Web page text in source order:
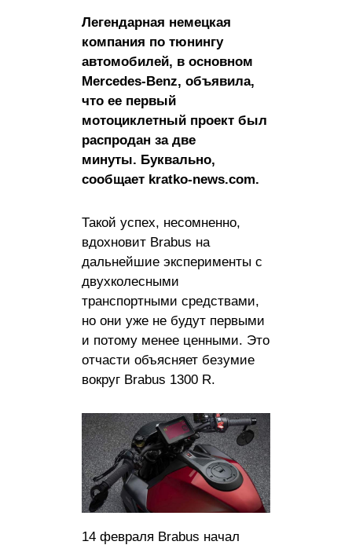
Легендарная немецкая
компания по тюнингу
автомобилей, в основном
Mercedes-Benz, объявила,
что ее первый
мотоциклетный проект был
распродан за две
минуты. Буквально,
сообщает kratko-news.com.
Такой успех, несомненно,
вдохновит Brabus на
дальнейшие эксперименты с
двухколесными
транспортными средствами,
но они уже не будут первыми
и потому менее ценными. Это
отчасти объясняет безумие
вокруг Brabus 1300 R.
14 февраля Brabus начал